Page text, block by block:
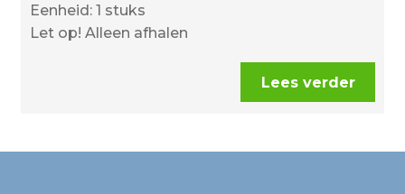
Eenheid: 1 stuks
Let op! Alleen afhalen
Lees verder